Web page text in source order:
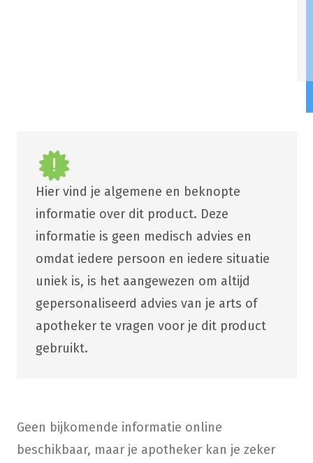
Hier vind je algemene en beknopte
informatie over dit product. Deze
informatie is geen medisch advies en
omdat iedere persoon en iedere situatie
uniek is, is het aangewezen om altijd
gepersonaliseerd advies van je arts of
apotheker te vragen voor je dit product
gebruikt.
Geen bijkomende informatie online
beschikbaar, maar je apotheker kan je zeker